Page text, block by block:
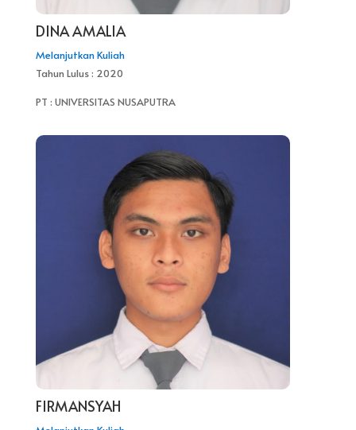
DINA AMALIA
Melanjutkan Kuliah
Tahun Lulus : 2020
PT : UNIVERSITAS NUSAPUTRA
FIRMANSYAH